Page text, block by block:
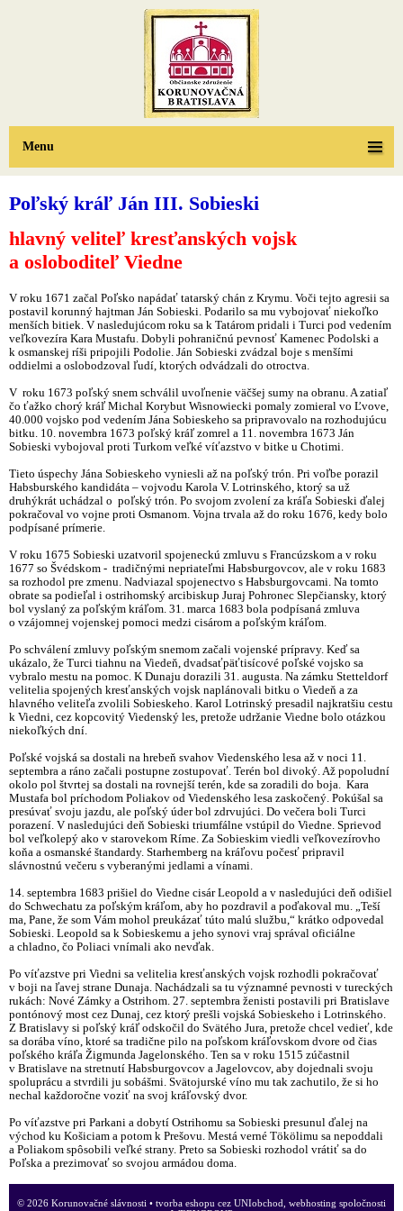
Menu
Poľský kráľ Ján III. Sobieski
hlavný veliteľ kresťanských vojsk
a osloboditeľ Viedne
V roku 1671 začal Poľsko napádať tatarský chán z Krymu. Voči tejto agresii sa
postavil korunný hajtman Ján Sobieski. Podarilo sa mu vybojovať niekoľko
menších bitiek. V nasledujúcom roku sa k Tatárom pridali i Turci pod vedením
veľkovezíra Kara Mustafu. Dobyli pohraničnú pevnosť Kamenec Podolski a
k osmanskej ríši pripojili Podolie. Ján Sobieski zvádzal boje s menšími
oddielmi a oslobodzoval ľudí, ktorých odvádzali do otroctva.
V roku 1673 poľský snem schválil uvoľnenie väčšej sumy na obranu. A zatiaľ
čo ťažko chorý kráľ Michal Korybut Wisnowiecki pomaly zomieral vo Ľvove,
40.000 vojsko pod vedením Jána Sobieskeho sa pripravovalo na rozhodujúcu
bitku. 10. novembra 1673 poľský kráľ zomrel a 11. novembra 1673 Ján
Sobieski vybojoval proti Turkom veľké víťazstvo v bitke u Chotimi.
Tieto úspechy Jána Sobieskeho vyniesli až na poľský trón. Pri voľbe porazil
Habsburského kandidáta – vojvodu Karola V. Lotrinského, ktorý sa už
druhýkrát uchádzal o poľský trón. Po svojom zvolení za kráľa Sobieski ďalej
pokračoval vo vojne proti Osmanom. Vojna trvala až do roku 1676, kedy bolo
podpísané prímerie.
V roku 1675 Sobieski uzatvoril spojeneckú zmluvu s Francúzskom a v roku
1677 so Švédskom - tradičnými nepriateľmi Habsburgovcov, ale v roku 1683
sa rozhodol pre zmenu. Nadviazal spojenectvo s Habsburgovcami. Na tomto
obrate sa podieľal i ostrihomský arcibiskup Juraj Pohronec Slepčiansky, ktorý
bol vyslaný za poľským kráľom. 31. marca 1683 bola podpísaná zmluva
o vzájomnej vojenskej pomoci medzi cisárom a poľským kráľom.
Po schválení zmluvy poľským snemom začali vojenské prípravy. Keď sa
ukázalo, že Turci tiahnu na Viedeň, dvadsaťpäťtisícové poľské vojsko sa
vybralo mestu na pomoc. K Dunaju dorazili 31. augusta. Na zámku Stetteldorf
velitelia spojených kresťanských vojsk naplánovali bitku o Viedeň a za
hlavného veliteľa zvolili Sobieskeho. Karol Lotrinský presadil najkratšiu cestu
k Viedni, cez kopcovitý Viedenský les, pretože udržanie Viedne bolo otázkou
niekoľkých dní.
Poľské vojská sa dostali na hrebeň svahov Viedenského lesa až v noci 11.
septembra a ráno začali postupne zostupovať. Terén bol divoký. Až popoludní
okolo pol štvrtej sa dostali na rovnejší terén, kde sa zoradili do boja. Kara
Mustafa bol príchodom Poliakov od Viedenského lesa zaskočený. Pokúšal sa
presúvať svoju jazdu, ale poľský úder bol zdrvujúci. Do večera boli Turci
porazení. V nasledujúci deň Sobieski triumfálne vstúpil do Viedne. Sprievod
bol veľkolepý ako v starovekom Ríme. Za Sobieskim viedli veľkovezírovho
koňa a osmanské štandardy. Starhemberg na kráľovu počesť pripravil
slávnostnú večeru s vyberanými jedlami a vínami.
14. septembra 1683 prišiel do Viedne cisár Leopold a v nasledujúci deň odišiel
do Schwechatu za poľským kráľom, aby ho pozdravil a poďakoval mu. „Teší
ma, Pane, že som Vám mohol preukázať túto malú službu,“ krátko odpovedal
Sobieski. Leopold sa k Sobieskemu a jeho synovi vraj správal oficiálne
a chladno, čo Poliaci vnímali ako nevďak.
Po víťazstve pri Viedni sa velitelia kresťanských vojsk rozhodli pokračovať
v boji na ľavej strane Dunaja. Nachádzali sa tu významné pevnosti v tureckých
rukách: Nové Zámky a Ostrihom. 27. septembra ženisti postavili pri Bratislave
pontónový most cez Dunaj, cez ktorý prešli vojská Sobieskeho i Lotrinského.
Z Bratislavy si poľský kráľ odskočil do Svätého Jura, pretože chcel vedieť, kde
sa dorába víno, ktoré sa tradične pilo na poľskom kráľovskom dvore od čias
poľského kráľa Žigmunda Jagelonského. Ten sa v roku 1515 zúčastnil
v Bratislave na stretnutí Habsburgovcov a Jagelovcov, aby dojednali svoju
spoluprácu a stvrdili ju sobášmi. Svätojurské víno mu tak zachutilo, že si ho
nechal každoročne voziť na svoj kráľovský dvor.
Po víťazstve pri Parkani a dobytí Ostrihomu sa Sobieski presunul ďalej na
východ ku Košiciam a potom k Prešovu. Mestá verné Tökölimu sa nepoddali
a Poliakom spôsobili veľké strany. Preto sa Sobieski rozhodol vrátiť sa do
Poľska a prezimovať so svojou armádou doma.
© 2026 Korunovačné slávnosti • tvorba eshopu cez UNIobchod webhosting spoločnosti